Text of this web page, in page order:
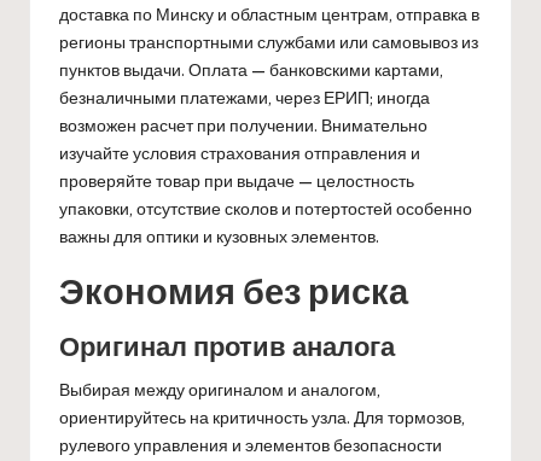
доставка по Минску и областным центрам, отправка в
регионы транспортными службами или самовывоз из
пунктов выдачи. Оплата — банковскими картами,
безналичными платежами, через ЕРИП; иногда
возможен расчет при получении. Внимательно
изучайте условия страхования отправления и
проверяйте товар при выдаче — целостность
упаковки, отсутствие сколов и потертостей особенно
важны для оптики и кузовных элементов.
Экономия без риска
Оригинал против аналога
Выбирая между оригиналом и аналогом,
ориентируйтесь на критичность узла. Для тормозов,
рулевого управления и элементов безопасности